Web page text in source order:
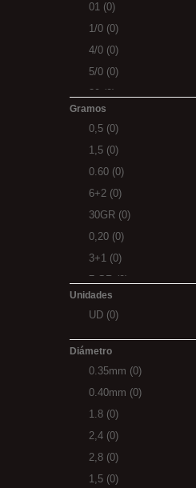
01 (0)
1/0 (0)
4/0 (0)
5/0 (0)
39 (0)
41(0)
43
(0)
Gramos
0,5 (0)
1,5 (0)
0.60 (0)
6+2 (0)
30GR (0)
0,20 (0)
3+1 (0)
7 GR (0)
14+6
Unidades
UD (0)
Diámetro
0.35mm (0)
0.40mm (0)
1.8 (0)
2,4 (0)
2,8 (0)
1,5 (0)